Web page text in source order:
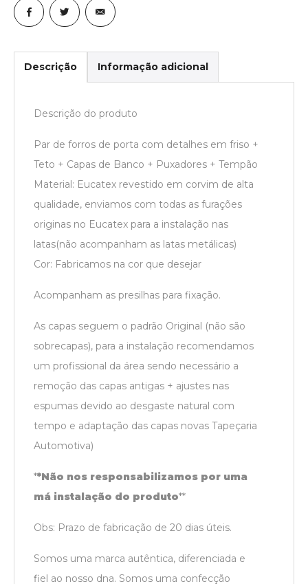
Descrição Informação adicional
Descrição do produto
Par de forros de porta com detalhes em friso +
Teto + Capas de Banco + Puxadores + Tempão
Material: Eucatex revestido em corvim de alta
qualidade, enviamos com todas as furações
originas no Eucatex para a instalação nas
latas(não acompanham as latas metálicas)
Cor: Fabricamos na cor que desejar
Acompanham as presilhas para fixação.
As capas seguem o padrão Original (não são
sobrecapas), para a instalação recomendamos
um profissional da área sendo necessário a
remoção das capas antigas + ajustes nas
espumas devido ao desgaste natural com
tempo e adaptação das capas novas Tapeçaria
Automotiva)
**Não nos responsabilizamos por uma
má instalação do produto**
Obs: Prazo de fabricação de 20 dias úteis.
Somos uma marca autêntica, diferenciada e
fiel ao nosso dna. Somos uma confecção